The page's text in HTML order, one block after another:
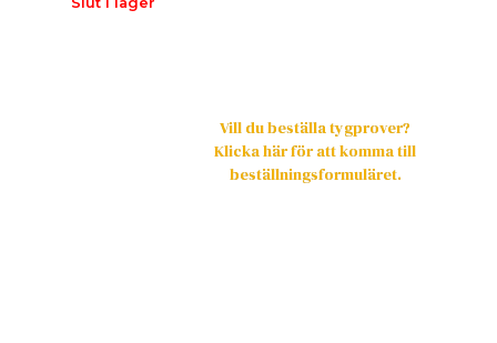
Vill du beställa tygprover?
Klicka här för att komma till
beställningsformuläret.